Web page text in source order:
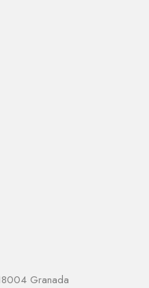
Granada